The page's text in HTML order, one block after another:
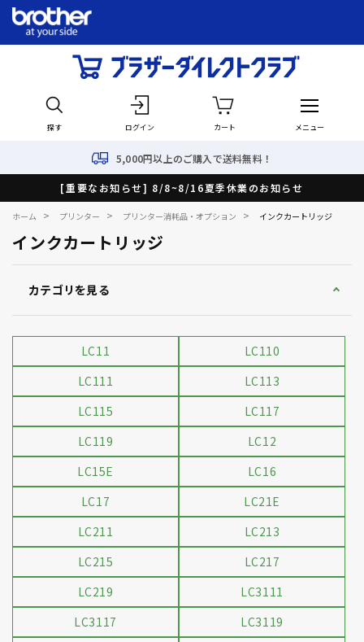
探す ログイン カート メニュー
5,000円以上のご購入で送料無料！
[重要なお知らせ] 8/8~8/16夏季休業のお知らせ
ホーム > プリンター > プリンター消耗品・オプション > インクカートリッジ
インクカートリッジ
カテゴリを見る
LC11
LC110
LC111
LC113
LC115
LC117
LC119
LC12
LC15E
LC16
LC17
LC21E
LC211
LC213
LC215
LC217
LC219
LC3111
LC3117
LC3119